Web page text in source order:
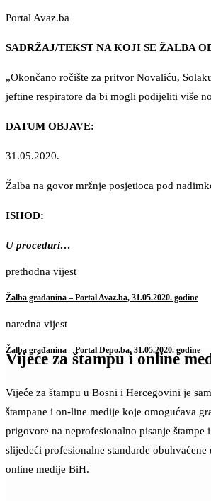
Portal Avaz.ba
SADRŽAJ/TEKST NA KOJI SE ŽALBA
„Okončano ročište za pritvor Novaliću,
jeftine respiratore da bi mogli podijeliti više
DATUM OBJAVE:
31.05.2020.
Žalba na govor mržnje posjetioca pod
ISHOD:
U proceduri…
prethodna vijest
Žalba građanina – Portal Avaz.ba, 31.05.2020. godine
naredna vijest
Žalba građanina – Portal Depo.ba, 31.05.2020. godine
Vijeće za štampu i online
Vijeće za štampu u Bosni i Hercegovini je
štampane i on-line medije koje omogućava
prigovore na neprofesionalno pisanje štampe
slijedeći profesionalne standarde
online medije BiH.